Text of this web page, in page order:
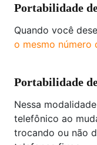
Portabilidade
Quando você
o mesmo número
Portabilidade
Nessa
telefônico ao
trocando ou não